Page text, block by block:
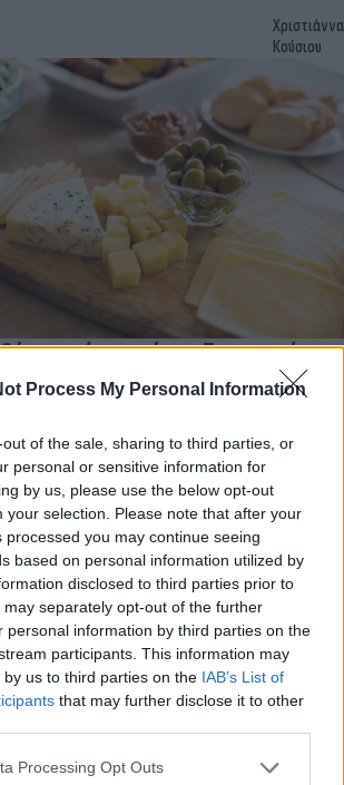
Process My Personal Information
of the sale, sharing to third parties, or
personal or sensitive information for
by us, please use the below opt-out
your selection. Please note that after your
processed you may continue seeing
based on personal information utilized by
disclosed to third parties prior to
separately opt-out of the further
personal information by third parties on the
participants. This information may
us to third parties on the IAB’s List of
that may further disclose it to other
website/app uses one or more Google
Processing Opt Outs
Χριστιάννα
Κούσιου
κι από το κρέας» Ξεπερνούν
ημερομίσθιο των 39,30
είδος πολυτελείας το τυρί, για την
που συνηθίζει να το σερβίρει εδώ και
θέση, στο οικογενειακό τραπέζι…
Ανεζάκη